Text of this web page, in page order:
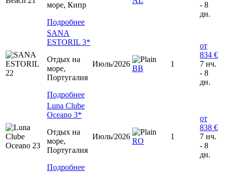
море, Кипр
Подробнее
- 8
дн.
SANA
ESTORIL 3*
Отдых на
море,
Португалия
Подробнее
Июль/2026
ВВ
1
от
834 €
7 нч.
- 8
дн.
Luna Clube
Oceano 3*
Отдых на
море,
Португалия
Подробнее
Июль/2026
RO
1
от
838 €
7 нч.
- 8
дн.